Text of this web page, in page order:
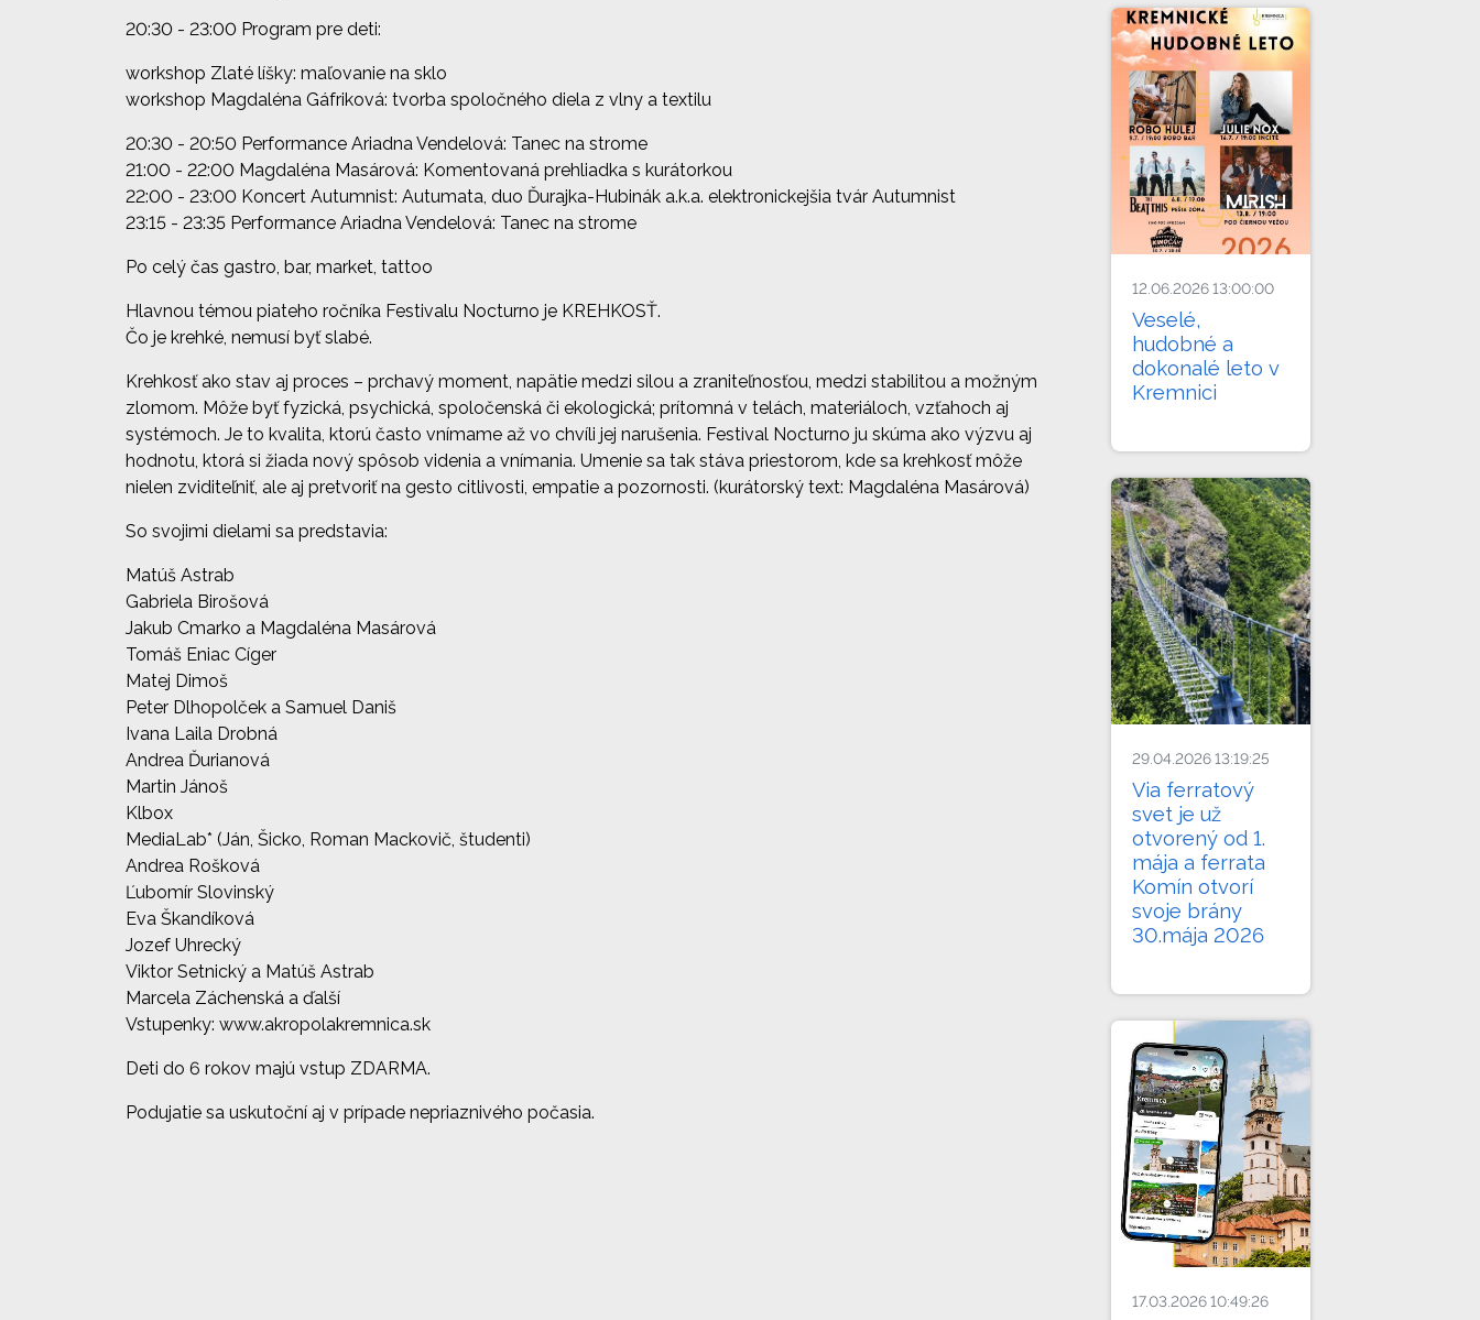
20:30 - 23:00 Program pre deti:
workshop Zlaté líšky: maľovanie na sklo
workshop Magdaléna Gáfriková: tvorba spoločného diela z vlny a textilu
20:30 - 20:50 Performance Ariadna Vendelová: Tanec na strome
21:00 - 22:00 Magdaléna Masárová: Komentovaná prehliadka s kurátorkou
22:00 - 23:00 Koncert Autumnist: Autumata, duo Ďurajka-Hubinák a.k.a. elektronickejšia tvár Autumnist
23:15 - 23:35 Performance Ariadna Vendelová: Tanec na strome
Po celý čas gastro, bar, market, tattoo
Hlavnou témou piateho ročníka Festivalu Nocturno je KREHKOSŤ.
Čo je krehké, nemusí byť slabé.
Krehkosť ako stav aj proces – prchavý moment, napätie medzi silou a zraniteľnosťou, medzi stabilitou a možným
zlomom. Môže byť fyzická, psychická, spoločenská či ekologická; prítomná v telách, materiáloch, vzťahoch aj
systémoch. Je to kvalita, ktorú často vnímame až vo chvíli jej narušenia. Festival Nocturno ju skúma ako výzvu aj
hodnotu, ktorá si žiada nový spôsob videnia a vnímania. Umenie sa tak stáva priestorom, kde sa krehkosť môže
nielen zviditeľniť, ale aj pretvoriť na gesto citlivosti, empatie a pozornosti. (kurátorský text: Magdaléna Masárová)
So svojimi dielami sa predstavia:
Matúš Astrab
Gabriela Birošová
Jakub Cmarko a Magdaléna Masárová
Tomáš Eniac Cíger
Matej Dimoš
Peter Dlhopolček a Samuel Daniš
Ivana Laila Drobná
Andrea Ďurianová
Martin Jánoš
Klbox
MediaLab* (Ján, Šicko, Roman Mackovič, študenti)
Andrea Rošková
Ľubomír Slovinský
Eva Škandíková
Jozef Uhrecký
Viktor Setnický a Matúš Astrab
Marcela Záchenská a ďalší
Vstupenky: www.akropolakremnica.sk
Deti do 6 rokov majú vstup ZDARMA.
Podujatie sa uskutoční aj v prípade nepriaznivého počasia.
12.06.2026 13:00:00
Veselé,
hudobné a
dokonalé leto v
Kremnici
29.04.2026 13:19:25
Via ferratový
svet je už
otvorený od 1.
mája a ferrata
Komín otvorí
svoje brány
30.mája 2026
17.03.2026 10:49:26